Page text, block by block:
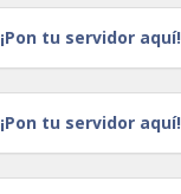
¡Pon tu servidor aquí!
¡Pon tu servidor aquí!